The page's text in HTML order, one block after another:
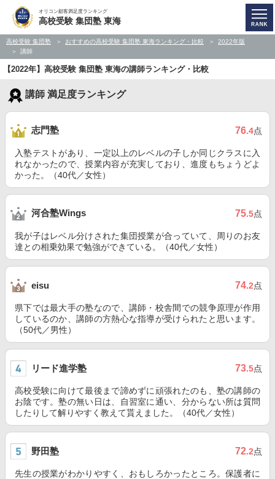
オリコン顧客満足度ランキング
高校受験 集団塾 東海
高校受験 集団塾 おすすめの高校受験 集団塾 東海ランキング・比較
2022年版
講師
【2022年】高校受験 集団塾 東海の講師ランキング・比較
講師 満足度ランキング
志門塾 76.4点
入塾テストがあり、一定以上のレベルの子しか同じクラスに入
れなかったので、授業内容が充実しており、進度もちょうどよ
かった。（40代／女性）
河合塾Wings 75.5点
我が子はレベル分けされた集団授業が合っていて、周りのお友
達との相乗効果で勉強ができている。（40代／女性）
eisu 74.2点
県下では最大手の塾なので、講師・校舎間での競争原理が作用
しているのか、講師の方熱心な指導が受けられたと思います。
（50代／男性）
リード進学塾 73.5点
高校受験に向けて最後まで諦めずに頑張れたのも、塾の講師の
お陰です。塾の無い日は、自習室に通い、分からない所は質問
したりして解りやすく教えて貰えました。（40代／女性）
野田塾 72.2点
先生の授業がわかりやすく、おもしろかったところ。保護者に